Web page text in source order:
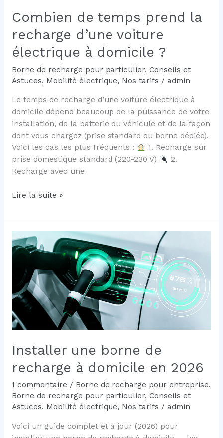
attaché
5
mètres.
Combien de temps prend la
recharge d’une voiture
électrique à domicile ?
Borne de recharge pour particulier, Conseils et
Astuces, Mobilité électrique, Nos tarifs / admin
Le temps de recharge d’une voiture électrique à
domicile dépend beaucoup de la puissance de votre
installation, de la batterie du véhicule et de la façon
dont vous chargez (prise standard ou borne dédiée).
Voici les cas les plus fréquents :
1. Recharge sur
prise domestique standard (220-230 V)
2.
Recharge avec une
Combien
temps
prend
la
recharge
voiture
électrique
à
domicile
?
Lire la suite »
Installer une borne de
recharge à domicile en 2026
1 commentaire / Borne de recharge pour entreprise,
Borne de recharge pour particulier, Conseils et
Astuces, Mobilité électrique, Nos tarifs / admin
Voici un guide complet et à jour (2026) pour